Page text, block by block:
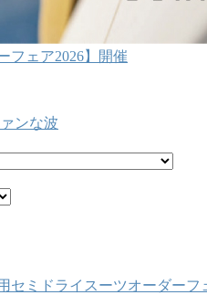
フェア2026】開催
ンな波
セミドライスーツオーダーフ